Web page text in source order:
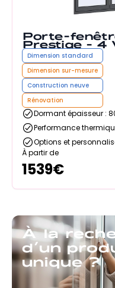
Porte-
Prestige - 4
Dimension standard
Dimension sur-mesure
Construction neuve
Rénovation
Dormant épaisseur :
Performance
Options et
À partir de
1539€
À la
d’un
unique ?